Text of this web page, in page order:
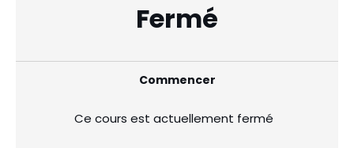
Fermé
Commencer
Ce cours est actuellement fermé